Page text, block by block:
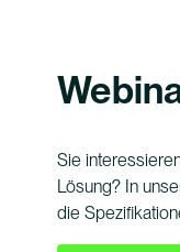
Sie
Lösung? In
die